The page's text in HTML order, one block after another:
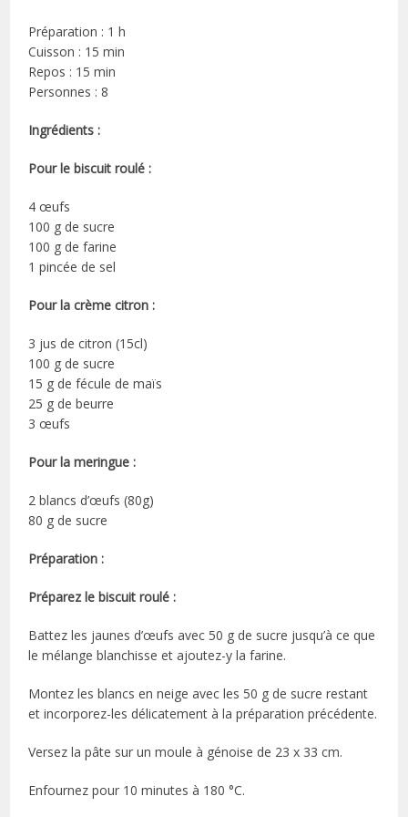
Préparation : 1 h
Cuisson : 15 min
Repos : 15 min
Personnes : 8
Ingrédients :
Pour le biscuit roulé :
4 œufs
100 g de sucre
100 g de farine
1 pincée de sel
Pour la crème citron :
3 jus de citron (15cl)
100 g de sucre
15 g de fécule de maïs
25 g de beurre
3 œufs
Pour la meringue :
2 blancs d’œufs (80g)
80 g de sucre
Préparation :
Préparez le biscuit roulé :
Battez les jaunes d’œufs avec 50 g de sucre jusqu’à ce que
le mélange blanchisse et ajoutez-y la farine.
Montez les blancs en neige avec les 50 g de sucre restant
et incorporez-les délicatement à la préparation précédente.
Versez la pâte sur un moule à génoise de 23 x 33 cm.
Enfournez pour 10 minutes à 180 °C.